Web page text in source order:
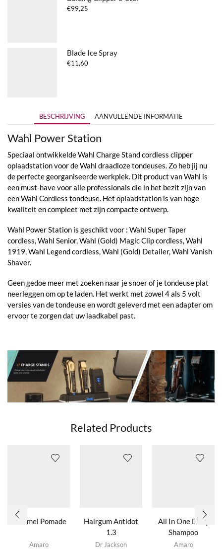
€99,25
Blade Ice Spray
€11,60
BESCHRIJVING AANVULLENDE INFORMATIE
Wahl Power Station
Speciaal ontwikkelde Wahl Charge Stand cordless clipper
oplaadstation voor de Wahl draadloze tondeuses. Zo heb jij nu
de perfecte georganiseerde werkplek. Dit product van Wahl is
een must-have voor alle professionals die in het bezit zijn van
een Wahl Cordless tondeuse. Het oplaadstation is van hoge
kwaliteit en compleet met zijn compacte ontwerp.
Wahl Power Station is geschikt voor : Wahl Super Taper
cordless, Wahl Senior, Wahl (Gold) Magic Clip cordless, Wahl
1919, Wahl Legend cordless, Wahl (Gold) Detailer, Wahl Vanish
Shaver.
Geen gedoe meer met zoeken naar je snoer of je tondeuse plat
neerleggen om op te laden. Het werkt met zowel 4 als 5 volt
versies van de tondeuse en wordt geleverd met een adapter om
ervoor te zorgen dat uw laadkabel past.
Related Products
Caramel Pomade
Amaro
Hairgum Antidot
1.3
Dr Jackson
All In One Daily
Shampoo
Amaro